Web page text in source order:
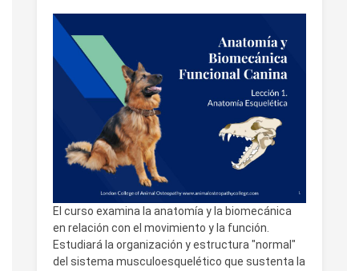
El curso examina la anatomía y la biomecánica
en relación con el movimiento y la función.
Estudiará la organización y estructura "normal"
del sistema musculoesquelético que sustenta la